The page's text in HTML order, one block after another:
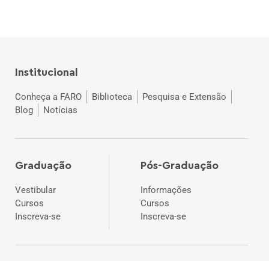
Institucional
Conheça a FARO Biblioteca
Pesquisa e Extensão
Blog
Notícias
Graduação
Vestibular
Cursos
Inscreva-se
Pós-Graduação
Informações
Cursos
Inscreva-se